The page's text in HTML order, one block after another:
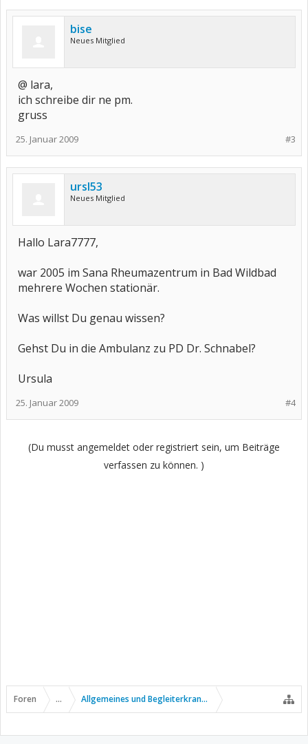
bise
Neues Mitglied
@ lara,
ich schreibe dir ne pm.
gruss
#3
25. Januar 2009
ursl53
Neues Mitglied
Hallo Lara7777,
war 2005 im Sana Rheumazentrum in Bad Wildbad
mehrere Wochen stationär.
Was willst Du genau wissen?
Gehst Du in die Ambulanz zu PD Dr. Schnabel?
Ursula
#4
25. Januar 2009
(Du musst angemeldet oder registriert sein, um Beiträge
verfassen zu können. )
Foren ... Allgemeines und Begleiterkrankungen